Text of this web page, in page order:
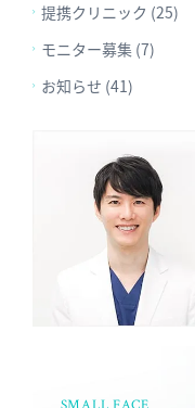
提携クリニック (25)
モニター募集 (7)
お知らせ (41)
SMALL FACE